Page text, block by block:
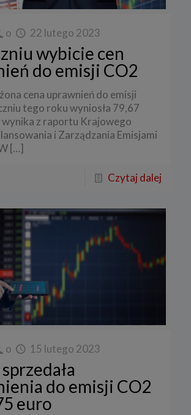
o 22 lutego 2023
wybicie cen
do emisji CO2
cena uprawnień do emisji
tego roku wyniosła 79,67
wynika z raportu Krajowego
i Zarządzania Emisjami
[…]
Czytaj dalej
o 15 lutego 2023
do emisji CO2
euro